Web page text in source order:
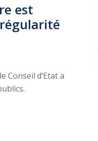
est
Conseil d’Etat a